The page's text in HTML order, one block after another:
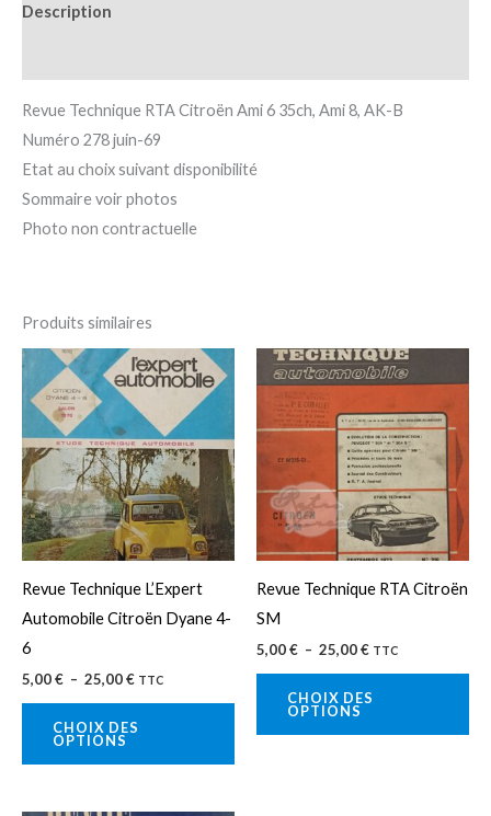
Description
Revue Technique RTA Citroën Ami 6 35ch, Ami 8, AK-B
Numéro 278 juin-69
Etat au choix suivant disponibilité
Sommaire voir photos
Photo non contractuelle
Produits similaires
Revue Technique L’Expert
Automobile Citroën Dyane 4-
6
5,00€ – 25,00€
Plage
de
prix :
5,00 €
25,00 €
TTC
CHOIX DES
OPTIONS
produit
plusieurs
variations.
options
être
choisies
Revue Technique RTA Citroën
SM
5,00€ – 25,00€
Plage
de
5,00 €
à
25,00 €
TTC
CHOIX DES
OPTIONS